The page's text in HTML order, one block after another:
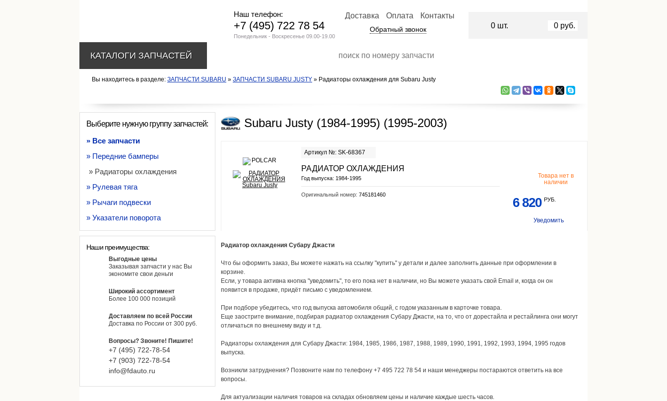
Вы находитесь в разделе: ЗАПЧАСТИ SUBARU » ЗАПЧАСТИ SUBARU JUSTY » Радиаторы охлаждения для Subaru Justy
Subaru Justy (1984-1995) (1995-2003)
Артикул №: SK-68367
РАДИАТОР ОХЛАЖДЕНИЯ
Год выпуска: 1984-1995
Оригинальный номер: 745181460
Товара нет в
наличии
6 820 РУБ.
Уведомить
Радиатор охлаждения Субару Джасти
Что бы оформить заказ, Вы можете нажать на ссылку "купить" у детали и далее заполнить данные при оформлении в
корзине.
Если, у товара активна кнопка "уведомить", то его пока нет в наличии, но Вы можете указать свой Email и, когда он он
появится в продаже, придёт письмо с уведомлением.
При подборе убедитесь, что год выпуска автомобиля общий, с годом указанным в карточке товара.
Еще заострите внимание, подбирая радиатор охлаждения Субару Джасти, на то, что от дорестайла и рестайлинга они могут
отличаться по внешнему виду и т.д.
Радиаторы охлаждения для Субару Джасти: 1984, 1985, 1986, 1987, 1988, 1989, 1990, 1991, 1992, 1993, 1994, 1995 годов
выпуска.
Возникли затруднения? Позвоните нам по телефону +7 495 722 78 54 и наши менеджеры постараются ответить на все
вопросы.
Для актуализации наличия товаров на складах обновляем цены и наличие каждые шесть часов.
Выберите нужную группу запчастей:
» Все запчасти
» Передние бамперы
» Радиаторы охлаждения
» Рулевая тяга
» Рычаги подвески
» Указатели поворота
Наши преимущества:
Выгодные цены
Заказывая запчасти у нас Вы
экономите свои деньги
Широкий ассортимент
Более 100 000 позиций
Доставляем по всей России
Доставка по России от 300 руб.
Вопросы? Звоните! Пишите!
+7 (495) 722-78-54
+7 (903) 722-78-54
info@fdauto.ru
Наш телефон:
+7 (495) 722 78 54
Понедельник - Воскресенье 09.00-19.00
Доставка Оплата Контакты
Обратный звонок 0 шт. 0 руб.
КАТАЛОГИ ЗАПЧАСТЕЙ